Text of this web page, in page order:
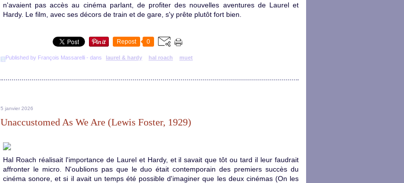
n'avaient pas accès au cinéma parlant, de profiter des nouvelles aventures de Laurel et
Hardy. Le film, avec ses décors de train et de gare, s'y prête plutôt fort bien.
Repost 0
Published by François Massarelli - dans laurel & hardy hal roach muet
5 janvier 2026
Unaccustomed As We Are (Lewis Foster, 1929)
Hal Roach réalisait l'importance de Laurel et Hardy, et il savait que tôt ou tard il leur faudrait
affronter le micro. N'oublions pas que le duo était contemporain des premiers succès du
cinéma sonore, et si il avait un temps été possible d'imaginer que les deux cinémas (On les